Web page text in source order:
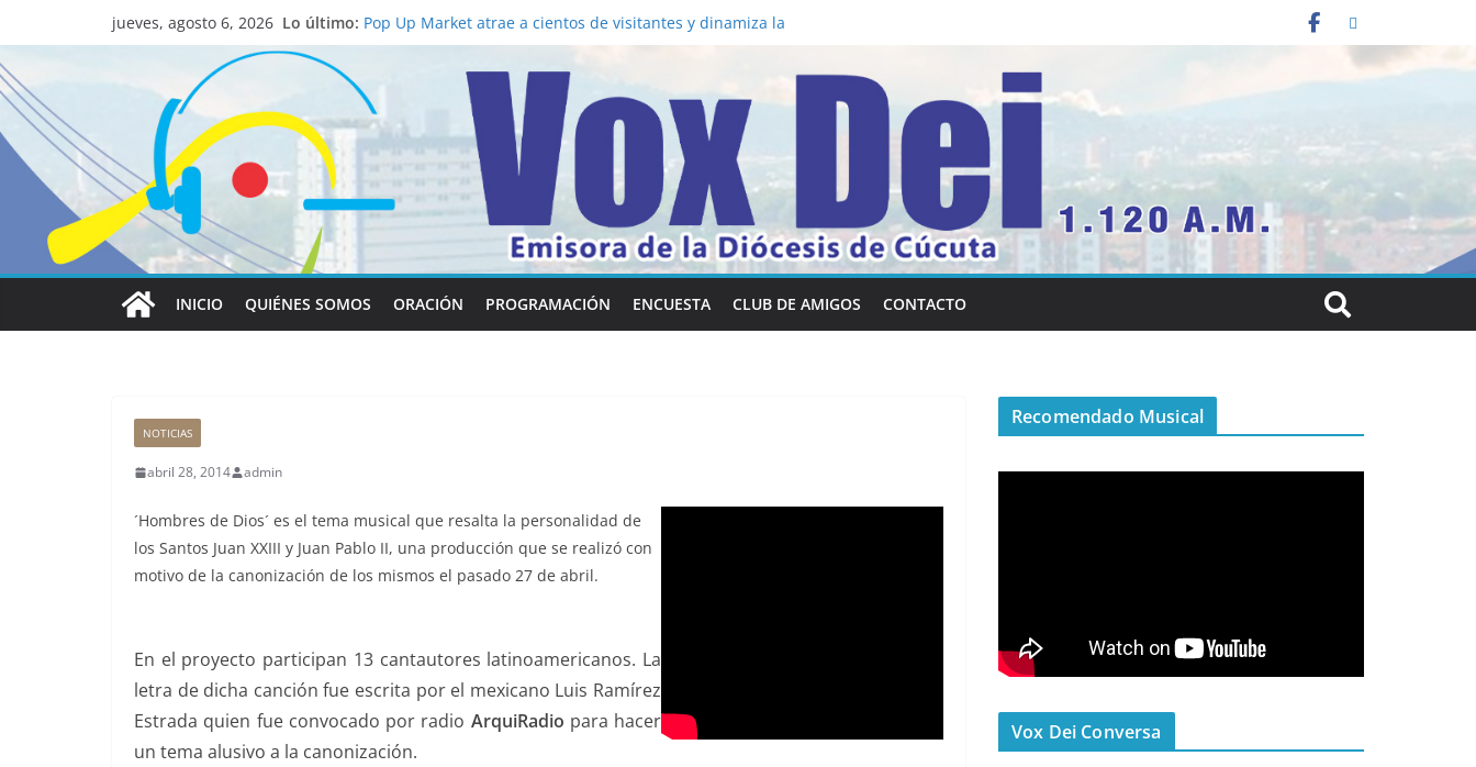
jueves, agosto 6, 2026 Lo último: católico para convertirse en “Superancianos”
Pop Up Market atrae a cientos de visitantes y dinamiza la
Salud mental a la mesa: la importancia de hablarlo en
familia
Lo que tienen en común la nueva Película Toy Story 5 y el
Papa León XIV
Realizadores de Vox Dei fortalecen su identidad
institucional y habilidades en comunicación visual
INICIO QUIÉNES SOMOS ORACIÓN PROGRAMACIÓN ENCUESTA CLUB DE AMIGOS CONTACTO
NOTICIAS
abril 28, 2014 admin
´Hombres de Dios´ es el tema musical que resalta la personalidad de
los Santos Juan XXIII y Juan Pablo II, una producción que se realizó con
motivo de la canonización de los mismos el pasado 27 de abril.
En el proyecto participan 13 cantautores latinoamericanos. La
letra de dicha canción fue escrita por el mexicano Luis Ramírez
Estrada quien fue convocado por radio ArquiRadio para hacer
un tema alusivo a la canonización.
Recomendado Musical
Vox Dei Conversa